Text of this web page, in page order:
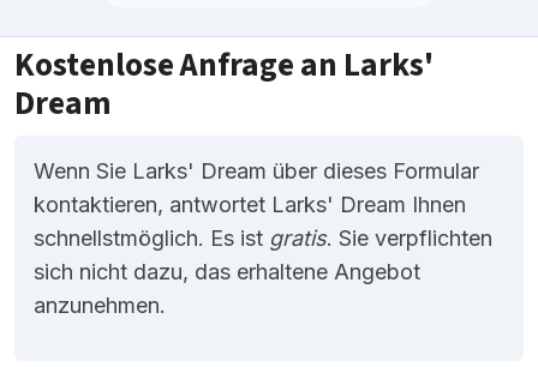
Kostenlose Anfrage an Larks'
Dream
Wenn Sie Larks' Dream über dieses Formular
kontaktieren, antwortet Larks' Dream Ihnen
schnellstmöglich. Es ist gratis. Sie verpflichten
sich nicht dazu, das erhaltene Angebot
anzunehmen.